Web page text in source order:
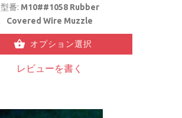
型番: M10##1058 Rubber
Covered Wire Muzzle
オプション選択
レビューを書く